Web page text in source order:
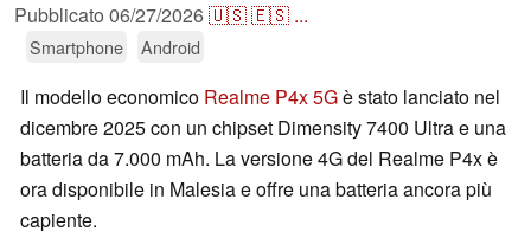
Pubblicato 06/27/2026🇺🇸🇪🇸 ...
Smartphone Android
Il modello economico Realme P4x 5Gè stato lanciato nel
dicembre 2025 con un chipset Dimensity 7400 Ultra e una
batteria da 7.000 mAh. La versione 4G del Realme P4x è
ora disponibile in Malesia e offre una batteria ancora più
capiente.